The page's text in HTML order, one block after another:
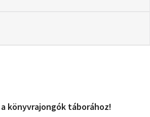
könyvrajongók táborához!